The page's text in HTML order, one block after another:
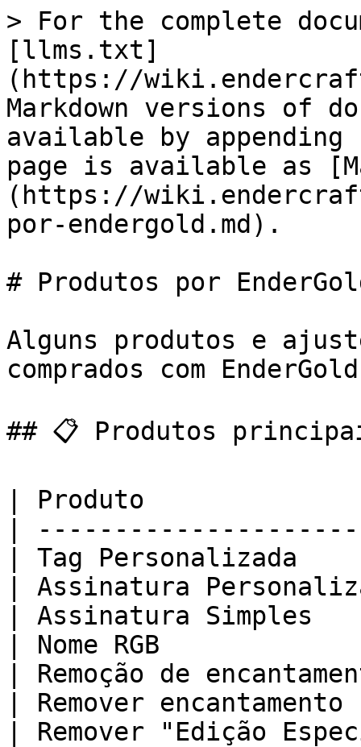
> For the complete
[llms.txt]
(https://
Markdown versions of
available by
page is available as
(https://
por-endergold.md).
# Produtos por
Alguns produtos e
comprados com
## 📋 Produtos
| Produto
|
| Tag
| Assinatura
| Assinatura
| Nome RGB
| Remoção de
| Remover
| Remover "Edição